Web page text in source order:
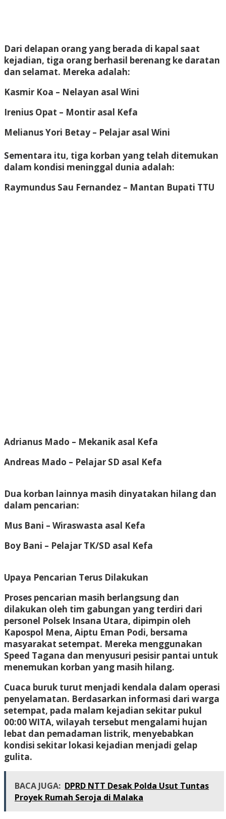
Dari delapan orang yang berada di kapal saat
kejadian, tiga orang berhasil berenang ke daratan
dan selamat. Mereka adalah:
Kasmir Koa – Nelayan asal Wini
Irenius Opat – Montir asal Kefa
Melianus Yori Betay – Pelajar asal Wini
Sementara itu, tiga korban yang telah ditemukan
dalam kondisi meninggal dunia adalah:
Raymundus Sau Fernandez – Mantan Bupati TTU
Adrianus Mado – Mekanik asal Kefa
Andreas Mado – Pelajar SD asal Kefa
Dua korban lainnya masih dinyatakan hilang dan
dalam pencarian:
Mus Bani – Wiraswasta asal Kefa
Boy Bani – Pelajar TK/SD asal Kefa
Upaya Pencarian Terus Dilakukan
Proses pencarian masih berlangsung dan
dilakukan oleh tim gabungan yang terdiri dari
personel Polsek Insana Utara, dipimpin oleh
Kapospol Mena, Aiptu Eman Podi, bersama
masyarakat setempat. Mereka menggunakan
Speed Tagana dan menyusuri pesisir pantai untuk
menemukan korban yang masih hilang.
Cuaca buruk turut menjadi kendala dalam operasi
penyelamatan. Berdasarkan informasi dari warga
setempat, pada malam kejadian sekitar pukul
00:00 WITA, wilayah tersebut mengalami hujan
lebat dan pemadaman listrik, menyebabkan
kondisi sekitar lokasi kejadian menjadi gelap
gulita.
BACA JUGA: DPRD NTT Desak Polda Usut Tuntas
Proyek Rumah Seroja di Malaka